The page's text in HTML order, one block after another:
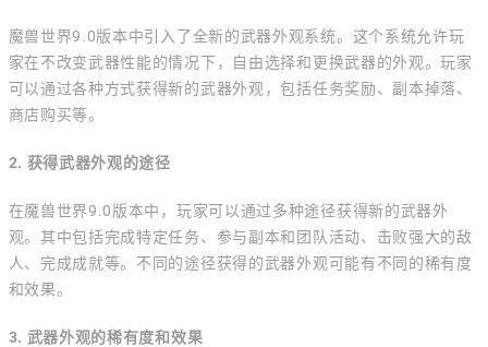
魔兽世界9.0版本中引入了全新的武器外观系统。这个系统允许玩
家在不改变武器性能的情况下，自由选择和更换武器的外观。玩家
可以通过各种方式获得新的武器外观，包括任务奖励、副本掉落、
商店购买等。
2. 获得武器外观的途径
在魔兽世界9.0版本中，玩家可以通过多种途径获得新的武器外
观。其中包括完成特定任务、参与副本和团队活动、击败强大的敌
人、完成成就等。不同的途径获得的武器外观可能有不同的稀有度
和效果。
3. 武器外观的稀有度和效果